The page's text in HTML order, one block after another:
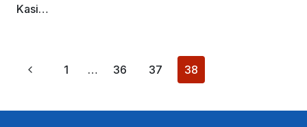
Kasi…
Page
Previous
1 … 36 37 38